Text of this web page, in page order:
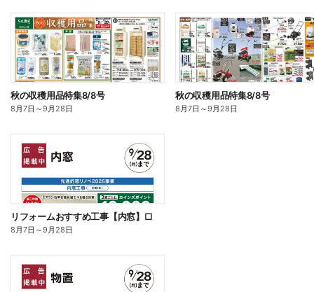
秋の収穫用品特集8/8号
8月7日 ～9月28日
秋の収穫用品特集8/8号
8月7日 ～9月28日
リフォームおすすめ工事【内窓】□
8月7日 ～9月28日